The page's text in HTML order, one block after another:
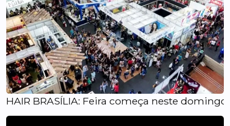
HAIR BRASÍLIA: Feira começa neste